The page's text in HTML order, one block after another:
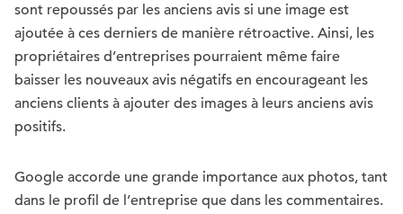
sont repoussés par les anciens avis si une image est
ajoutée à ces derniers de manière rétroactive. Ainsi, les
propriétaires d’entreprises pourraient même faire
baisser les nouveaux avis négatifs en encourageant les
anciens clients à ajouter des images à leurs anciens avis
positifs.
Google accorde une grande importance aux photos, tant
dans le profil de l’entreprise que dans les commentaires.